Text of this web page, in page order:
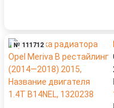
№ 111712